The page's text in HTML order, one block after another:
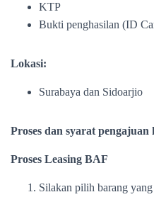
KTP
Bukti penghasilan (ID
Lokasi:
Surabaya dan Sidoarjio
Proses dan syarat
Proses Leasing BAF
Silakan pilih barang